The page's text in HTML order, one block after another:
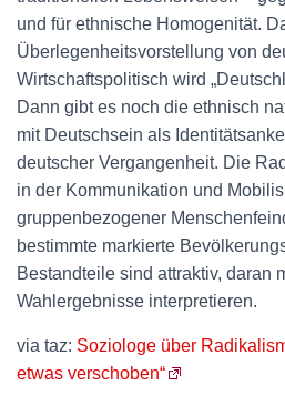
und für ethnische Homogenität.
Überlegenheitsvorstellung von
Wirtschaftspolitisch wird
Dann gibt es noch die ethnisch
mit Deutschsein als
deutscher Vergangenheit. Die
in der Kommunikation und
gruppenbezogener
bestimmte markierte
Bestandteile sind attraktiv, daran
Wahlergebnisse interpretieren.
via taz: Soziologe über
etwas verschoben“